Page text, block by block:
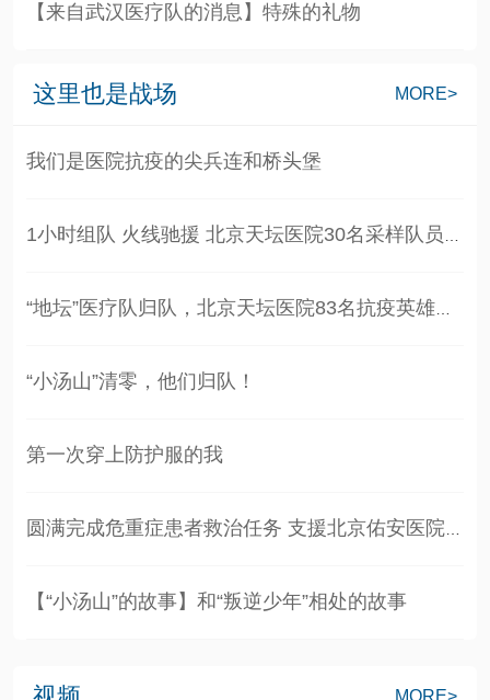
【来自武汉医疗队的消息】特殊的礼物
MORE>
这里也是战场
我们是医院抗疫的尖兵连和桥头堡
“地坛”医疗队归队，北京天坛医院83名抗疫英雄圆满…
“小汤山”清零，他们归队！
第一次穿上防护服的我
【“小汤山”的故事】和“叛逆少年”相处的故事
MORE>